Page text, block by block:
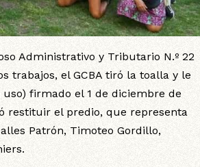
Administrativo y Tributario N.º 22
trabajos, el GCBA tiró la toalla y le
firmado el 1 de diciembre de
restituir el predio, que representa
Patrón, Timoteo Gordillo,